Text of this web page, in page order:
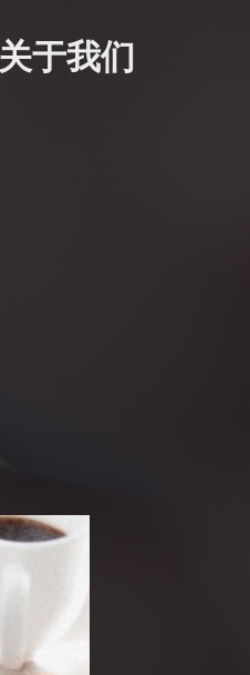
关于我们